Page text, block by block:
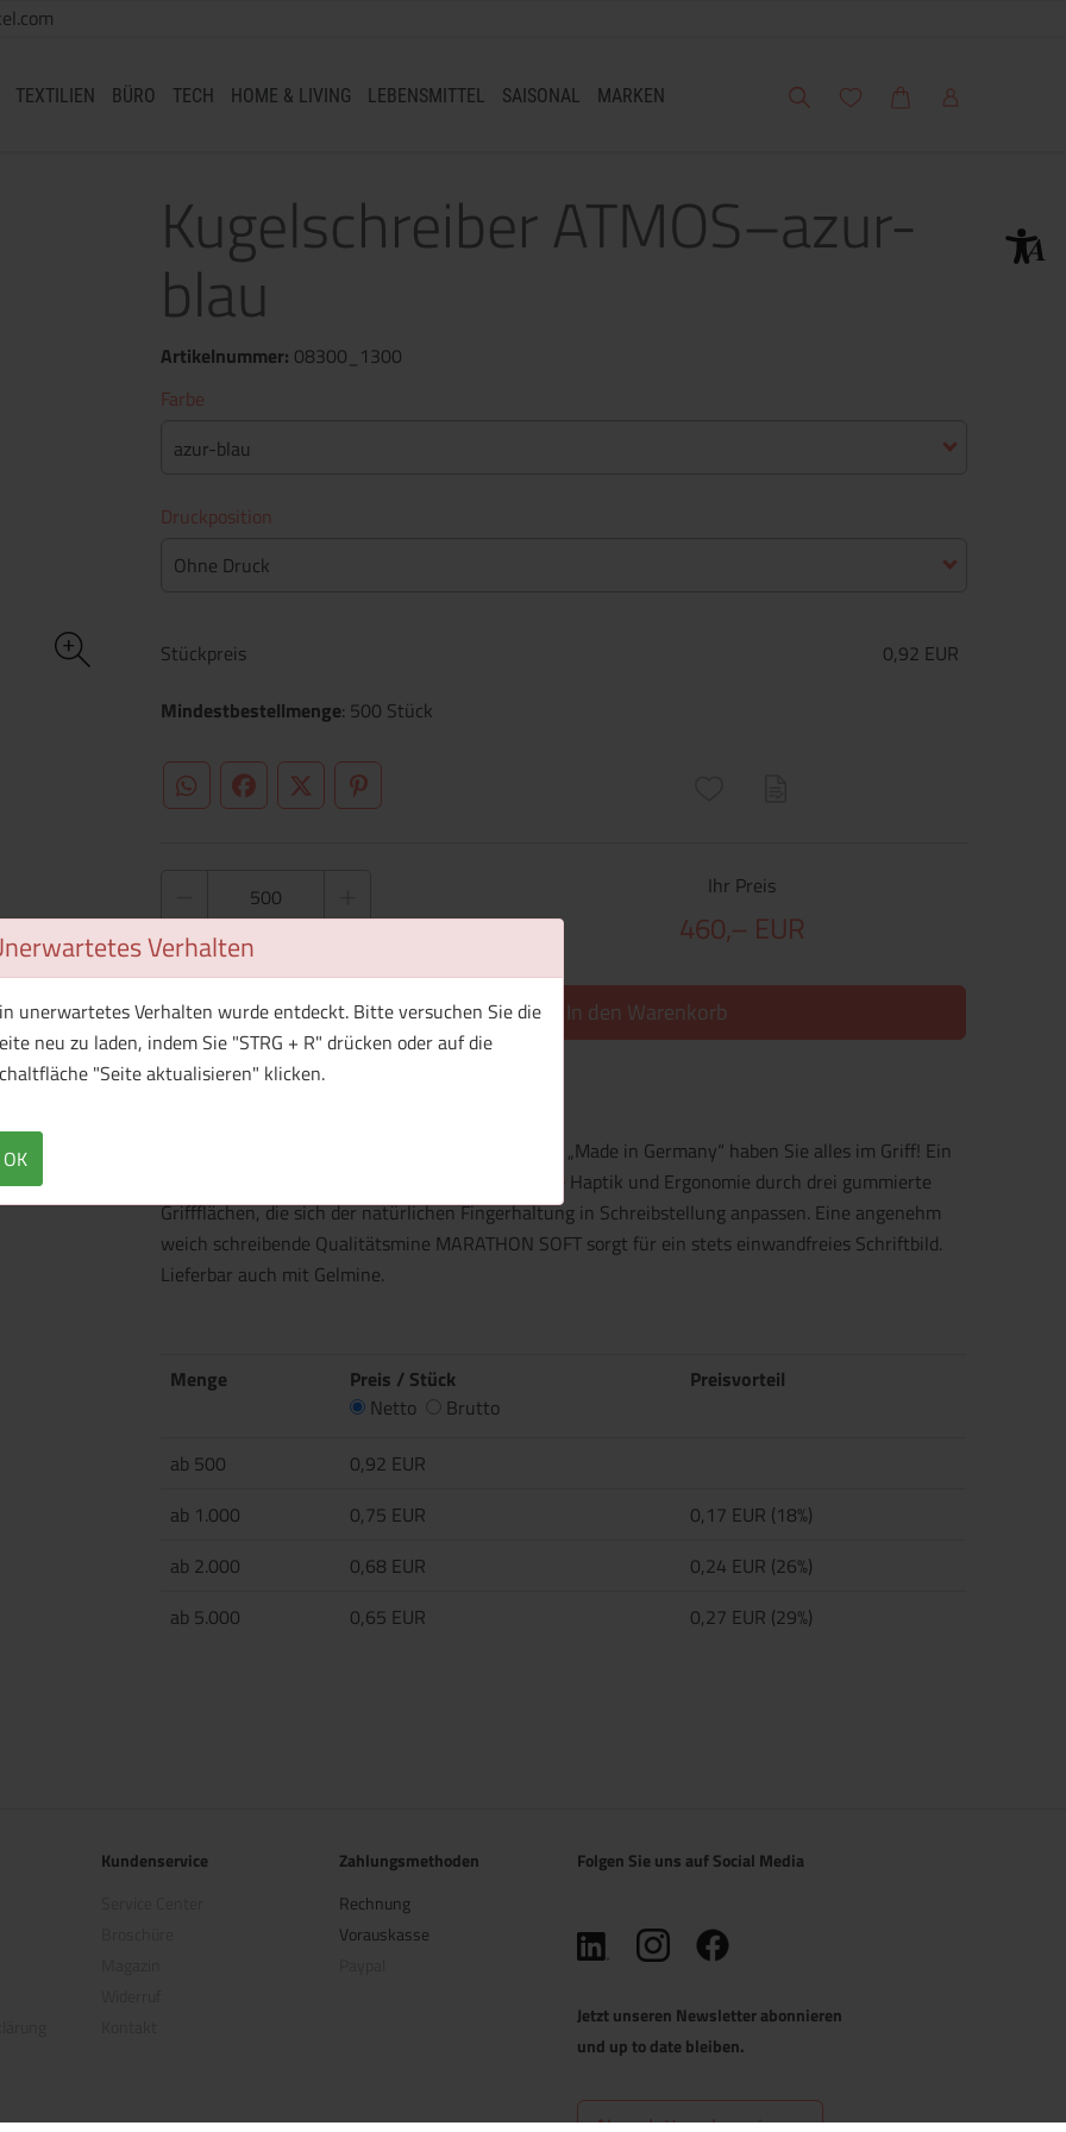
Verhalten
unerwartetes Verhalten wurde entdeckt. Bitte versuchen Sie die
neu zu laden, indem Sie "STRG + R" drücken oder auf die
"Seite aktualisieren" klicken.
OK
TEXTILIEN BÜRO TECH HOME & LIVING LEBENSMITTEL SAISONAL MARKEN Suche Meine Wunschliste
WarenkorbMein Account
Kugelschreiber ATMOS–azur-
blau
Artikelnummer: 08300_1300
Farbe
azur-blau
Druckposition
Ohne Druck
Stückpreis
0,92 EUR
Mindestbestellmenge: 500 Stück
WhatsApp (#[creator\plugin\share\core\structs\SocialSharingServiceSettings]:only_chrome#)
FacebookTwitter (#[creator\plugin\share\core\structs\SocialSharingServiceSettings]:formaly_twitter#)
Pinterest
Ihr Preis
460,– EUR
1 Muster bestellen In den Warenkorb
Mit dieser wertigen Druckkugelschreiber-Neuheit „Made in Germany“ haben Sie alles im Griff! Ein
völlig neu gestalteter Griffbereich bietet eine tolle Haptik und Ergonomie durch drei gummierte
Griffflächen, die sich der natürlichen Fingerhaltung in Schreibstellung anpassen. Eine angenehm
weich schreibende Qualitätsmine MARATHON SOFT sorgt für ein stets einwandfreies Schriftbild.
Lieferbar auch mit Gelmine.
Menge
Preis / Stück
Netto
Brutto
Preisvorteil
ab 500
0,92 EUR
ab 1.000
0,75 EUR
0,17 EUR (18%)
ab 2.000
0,68 EUR
0,24 EUR (26%)
ab 5.000
0,65 EUR 0,27 EUR (29%)
Kundenservice
Zahlungsmethoden
Rechnung
Vorauskasse
Folgen Sie uns auf Social Media
(öffnet in neuem Tab)
(öffnet in neuem Tab)
(öffnet in neuem Tab)
Jetzt unseren Newsletter abonnieren
und up to date bleiben.